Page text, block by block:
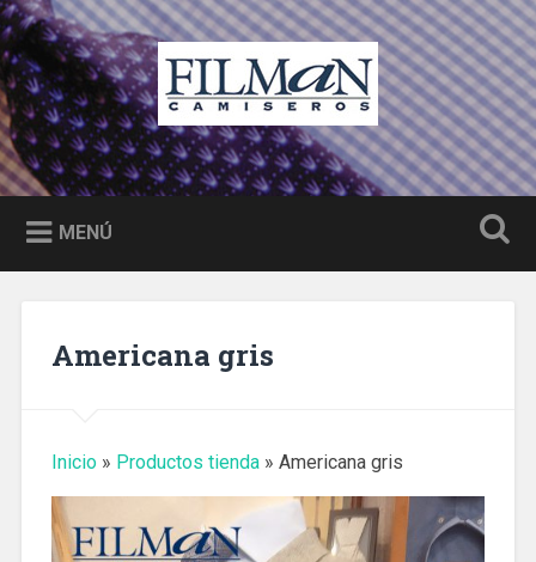
Saltar
al
contenido
Buscar
Filman camiseros Castellón
Camisas a medida, moda y complementos hombre
Castellón
MENÚ
Americana gris
Inicio» Productos tienda» Americana gris